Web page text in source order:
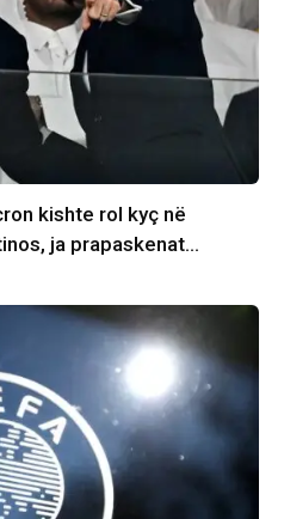
kishte rol kyç në
ja prapaskenat…